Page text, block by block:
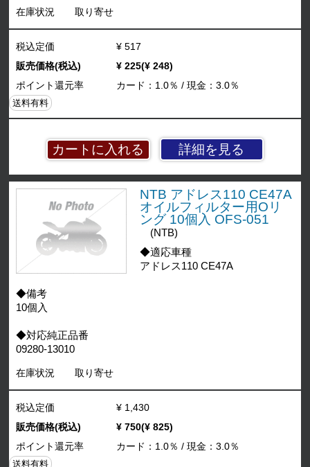
在庫状況 取り寄せ
詳細を見る
税込定価
¥ 517
販売価格(税込)
¥ 225(¥ 248)
ポイント還元率
カード：1.0％ / 現金：3.0％
送料有料
NTB アドレス110 CE47A
オイルフィルター用Oリ
ング 10個入 OFS-051
(NTB)
◆適応車種
アドレス110 CE47A
◆備考
10個入
◆対応純正品番
09280-13010
在庫状況 取り寄せ
税込定価
¥ 1,430
販売価格(税込)
¥ 750(¥ 825)
ポイント還元率
カード：1.0％ / 現金：3.0％
送料有料